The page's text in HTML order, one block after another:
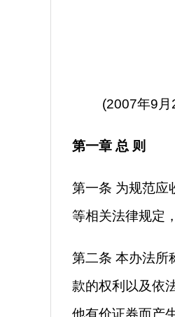
(2007年9
第一章 总 则
第一条 为规范应
等相关法律规定
第二条 本办法所
款的权利以及依
他有价证券而产